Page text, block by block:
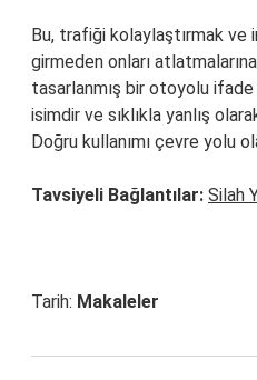
Bu, trafiği kolaylaştırmak ve
girmeden onları
tasarlanmış bir otoyolu
isimdir ve sıklıkla yanlış
Doğru kullanımı çevre yolu
Tavsiyeli Bağlantılar: Silah
Tarih: Makaleler